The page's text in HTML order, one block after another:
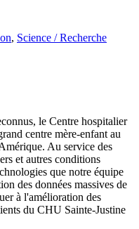
, Science / Recherche
le Centre hospitalier
centre mère-enfant au
Au service des
et autres conditions
que notre équipe
des données massives de
à l'amélioration des
du CHU Sainte-Justine